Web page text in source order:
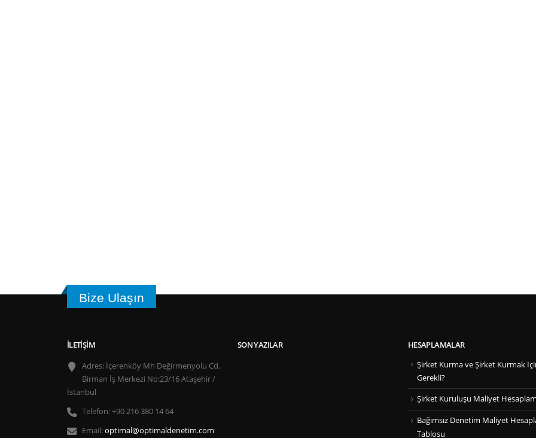
Bize Ulaşın
İLETIŞIM
Adres: İçerenköy Mh Değirmenyolu Cd.
Birman İş Merkezi No:23/16 Ataşehir /
İstanbul
Telefon:+90 216 380 14 64
Email:optimal@optimaldenetim.com
SON YAZILAR
HESAPLAMALAR
Şirket Kurma ve Şirket Kurmak
Gerekli?
Şirket Kuruluşu Maliyet
Bağımsız Denetim Maliyet
Tablosu